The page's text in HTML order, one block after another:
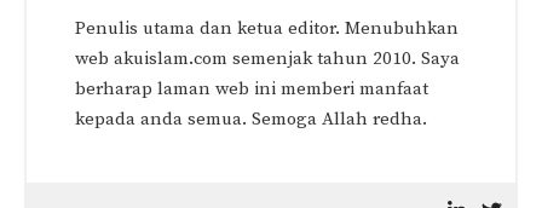
Penulis utama dan ketua editor. Menubuhkan
web akuislam.com semenjak tahun 2010. Saya
berharap laman web ini memberi manfaat
kepada anda semua. Semoga Allah redha.